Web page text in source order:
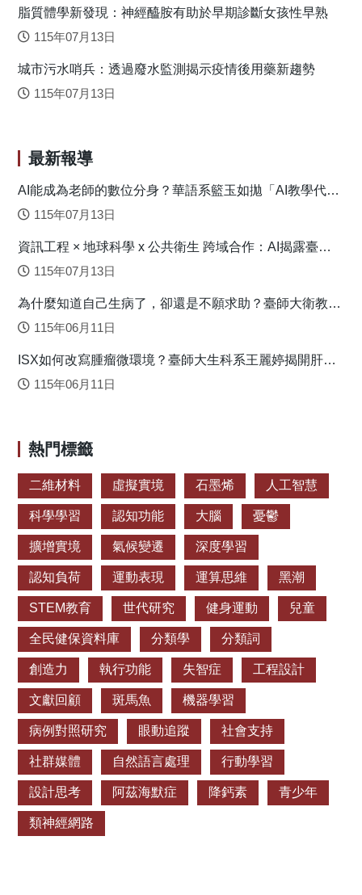
員工幸福感與組織連結的工作模式。 圖1：研究結果 原
文出處：Chuang, Y. T., Chiang, H. L., & Lin, A. P. (2024).
being in remote work settings. Computers in Human
Behavior, 154, 108149.
脂質體學新發現：神經醯胺有助於早期診斷女孩性早熟
115年07月13日
城市污水哨兵：透過廢水監測揭示疫情後用藥新趨勢
115年07月13日
最新報導
AI能成為老師的數位分身？華語系籃玉如拋「AI教學代理
人」新模式
115年07月13日
資訊工程 × 地球科學 x 公共衛生 跨域合作：AI揭露臺灣
心血管疾病高風險環境型態
115年07月13日
為什麼知道自己生病了，卻還是不願求助？臺師大衛教系
連盈如揭心理健康求助關鍵
115年06月11日
ISX如何改寫腫瘤微環境？臺師大生科系王麗婷揭開肝癌
免疫逃脫機制
115年06月11日
熱門標籤
二維材料 虛擬實境 石墨烯 人工智慧
科學學習 認知功能 大腦 憂鬱
擴增實境 氣候變遷 深度學習
認知負荷 運動表現 運算思維 黑潮
STEM教育 世代研究 健身運動 兒童
全民健保資料庫 分類學 分類詞
創造力 執行功能 失智症 工程設計
文獻回顧 斑馬魚 機器學習
病例對照研究 眼動追蹤 社會支持
社群媒體 自然語言處理 行動學習
設計思考 阿茲海默症 降鈣素 青少年
類神經網路